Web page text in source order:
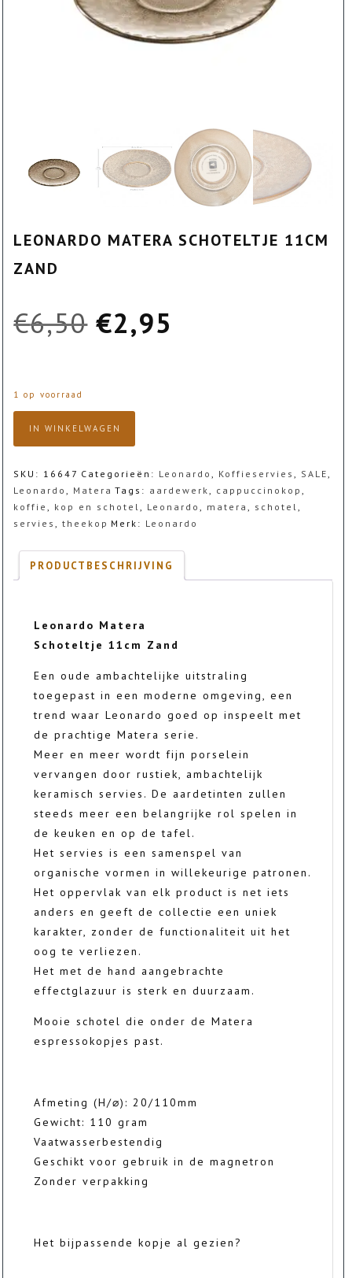
LEONARDO MATERA SCHOTELTJE 11CM
ZAND
€6,50 Oorspronkelijke
was:
€6,50.
€2,95
€2,95.
1 op voorraad
Matera
11cm
Zand
aantal
IN WINKELWAGEN
SKU: 16647 Categorieën: Leonardo, Koffieservies, SALE,
Leonardo, Matera Tags: aardewerk, cappuccinokop,
koffie, kop en schotel, Leonardo, matera, schotel,
servies,theekop Merk: Leonardo
PRODUCTBESCHRIJVING
Leonardo Matera
Schoteltje 11cm Zand
Een oude ambachtelijke uitstraling
toegepast in een moderne omgeving, een
trend waar Leonardo goed op inspeelt met
de prachtige Matera serie.
Meer en meer wordt fijn porselein
vervangen door rustiek, ambachtelijk
keramisch servies. De aardetinten zullen
steeds meer een belangrijke rol spelen in
de keuken en op de tafel.
Het servies is een samenspel van
organische vormen in willekeurige patronen.
Het oppervlak van elk product is net iets
anders en geeft de collectie een uniek
karakter, zonder de functionaliteit uit het
oog te verliezen.
Het met de hand aangebrachte
effectglazuur is sterk en duurzaam.
Mooie schotel die onder de Matera
espressokopjes past.
Afmeting (H/⌀): 20/110mm
Gewicht: 110 gram
Vaatwasserbestendig
Geschikt voor gebruik in de magnetron
Zonder verpakking
Het bijpassende kopje al gezien?